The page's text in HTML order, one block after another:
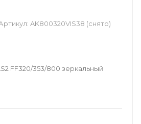
AK800320VIS38 (снято)
FF320/353/800 зеркальный